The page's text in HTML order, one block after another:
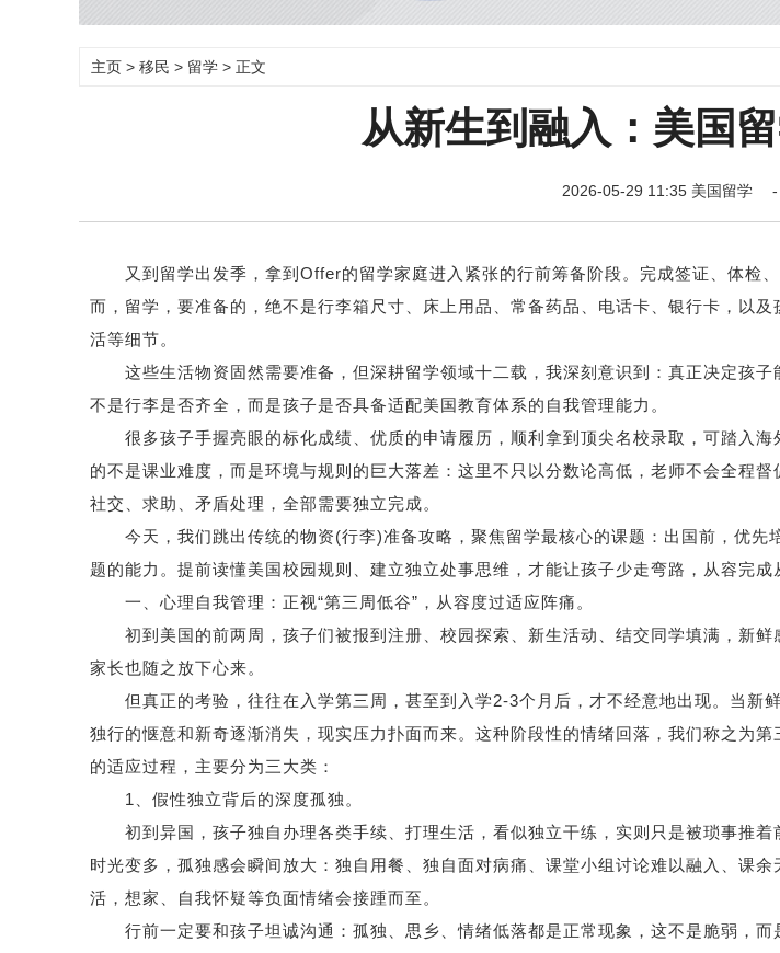
主页 > 移民 > 留学 > 正文
从新生到融入：美国
2026-05-29 11:35 美国留学
又到留学出发季，拿到Offer的留学家庭进入紧张的行前筹备阶段。完成签证、体检、
而，留学，要准备的，绝不是行李箱尺寸、床上用品、常备药品、电话卡、银行卡，以
活等细节。
这些生活物资固然需要准备，但深耕留学领域十二载，我深刻意识到：真正决定孩子
不是行李是否齐全，而是孩子是否具备适配美国教育体系的自我管理能力。
很多孩子手握亮眼的标化成绩、优质的申请履历，顺利拿到顶尖名校录取，可踏入海
的不是课业难度，而是环境与规则的巨大落差：这里不只以分数论高低，老师不会全程督
社交、求助、矛盾处理，全部需要独立完成。
今天，我们跳出传统的物资(行李)准备攻略，聚焦留学最核心的课题：出国前，优先
题的能力。提前读懂美国校园规则、建立独立处事思维，才能让孩子少走弯路，从容完成
一、心理自我管理：正视“第三周低谷”，从容度过适应阵痛。
初到美国的前两周，孩子们被报到注册、校园探索、新生活动、结交同学填满，新鲜
家长也随之放下心来。
但真正的考验，往往在入学第三周，甚至到入学2-3个月后，才不经意地出现。当新鲜
独行的惬意和新奇逐渐消失，现实压力扑面而来。这种阶段性的情绪回落，我们称之为
的适应过程，主要分为三大类：
1、假性独立背后的深度孤独。
初到异国，孩子独自办理各类手续、打理生活，看似独立干练，实则只是被琐事推着
时光变多，孤独感会瞬间放大：独自用餐、独自面对病痛、课堂小组讨论难以融入、课
活，想家、自我怀疑等负面情绪会接踵而至。
行前一定要和孩子坦诚沟通：孤独、思乡、情绪低落都是正常现象，这不是脆弱，而